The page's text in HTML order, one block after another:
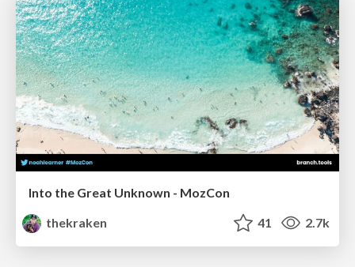
Into the Great Unknown - MozCon
thekraken
41 2.7k